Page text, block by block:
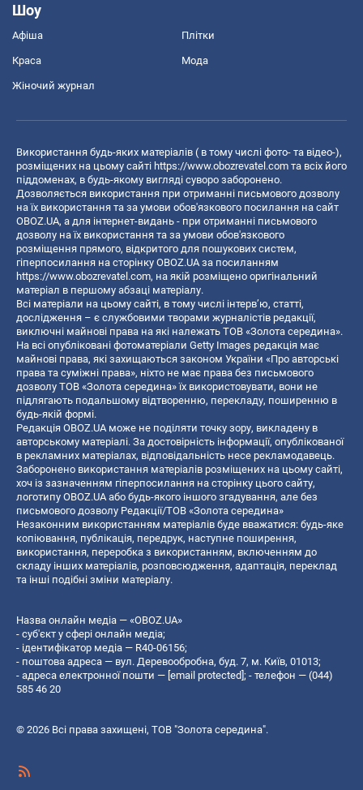
Шоу
Афіша Плітки
Краса Мода
Жіночий журнал
Використання будь-яких матеріалів ( в тому числі фото- та відео-),
розміщених на цьому сайті https://www.obozrevatel.com та всіх його
піддоменах, в будь-якому вигляді суворо заборонено.
Дозволяється використання при отриманні письмового дозволу
на їх використання та за умови обов'язкового посилання на сайт
OBOZ.UA, а для інтернет-видань - при отриманні письмового
дозволу на їх використання та за умови обов'язкового
розміщення прямого, відкритого для пошукових систем,
гіперпосилання на сторінку OBOZ.UA за посиланням
https://www.obozrevatel.com, на якій розміщено оригінальний
матеріал в першому абзаці матеріалу.
Всі матеріали на цьому сайті, в тому числі інтерв’ю, статті,
дослідження – є службовими творами журналістів редакції,
виключні майнові права на які належать ТОВ «Золота середина».
На всі опубліковані фотоматеріали Getty Images редакція має
майнові права, які захищаються законом України «Про авторські
права та суміжні права», ніхто не має права без письмового
дозволу ТОВ «Золота середина» їх використовувати, вони не
підлягають подальшому відтворенню, перекладу, поширенню в
будь-якій формі.
Редакція OBOZ.UA може не поділяти точку зору, викладену в
авторському матеріалі. За достовірність інформації, опублікованої
в рекламних матеріалах, відповідальність несе рекламодавець.
Заборонено використання матеріалів розміщених на цьому сайті,
хоч із зазначенням гіперпосилання на сторінку цього сайту,
логотипу OBOZ.UA або будь-якого іншого згадування, але без
письмового дозволу Редакції/ТОВ «Золота середина»
Незаконним використанням матеріалів буде вважатися: будь-яке
копiювання, публiкацiя, передрук, наступне поширення,
використання, переробка з використанням, включенням до
складу інших матеріалів, розповсюдження, адаптація, переклад
та інші подібні зміни матеріалу.
Назва онлайн медіа — «OBOZ.UA»
- суб'єкт у сфері онлайн медіа;
- ідентифікатор медіа — R40-06156;
- поштова адреса — вул. Деревообробна, буд. 7, м. Київ, 01013;
- адреса електронної пошти — [email protected]; - телефон — (044)
585 46 20
© 2026 Всі права захищені, ТОВ "Золота середина".